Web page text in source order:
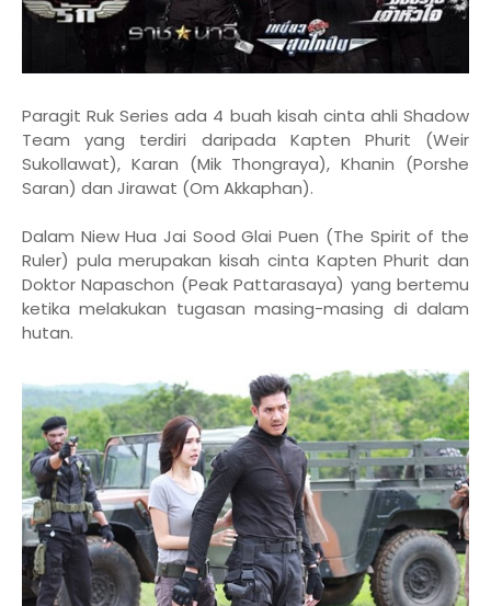
Paragit Ruk Series ada 4 buah kisah cinta ahli Shadow
Team yang terdiri daripada Kapten Phurit (Weir
Sukollawat), Karan (Mik Thongraya), Khanin (Porshe
Saran) dan Jirawat (Om Akkaphan).
Dalam Niew Hua Jai Sood Glai Puen (The Spirit of the
Ruler) pula merupakan kisah cinta Kapten Phurit dan
Doktor Napaschon (Peak Pattarasaya) yang bertemu
ketika melakukan tugasan masing-masing di dalam
hutan.